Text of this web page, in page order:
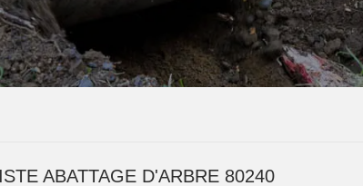
ABATTAGE D'ARBRE 80240